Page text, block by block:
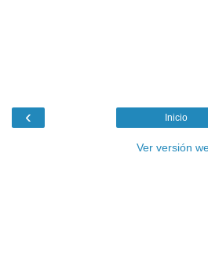
‹ Inicio
Ver versión